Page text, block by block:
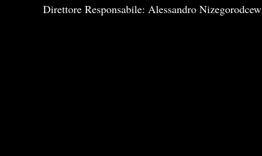
Direttore Responsabile: Alessandro Nizegorodcew